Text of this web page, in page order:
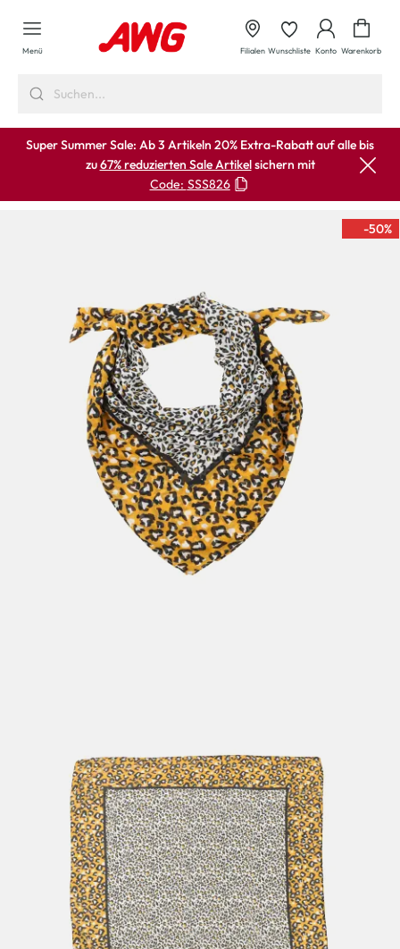
springen
Menü Filialen Wunschliste Konto Warenkorb
Super Summer Sale: Ab 3 Artikeln 20% Extra-Rabatt auf alle bis
zu67% reduzierten Sale Artikelsichern mit
Code: SSS826
-50%